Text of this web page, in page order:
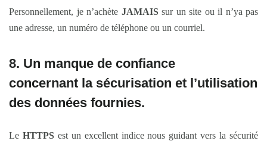
Personnellement, je n’achète JAMAISsur un site ou il n’ya pas
une adresse, un numéro de téléphone ou un courriel.
8. Un manque de confiance
concernant la sécurisation et l’utilisation
des données fournies.
Le HTTPSest un excellent indice nous guidant vers la sécurité